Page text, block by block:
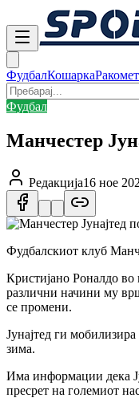
ФудбалКошаркаРакомет
Фудбал
Манчестер
Редакција16 ное
Фудбалскиот клуб
Кристијано Роналдо во
различни начини му
се промени.
Јунајтед ги
зима.
Има информации дека
пресрет на големиот